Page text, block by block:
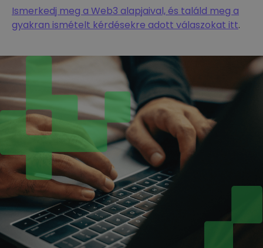
Ismerkedj meg a Web3 alapjaival, és találd meg a
gyakran ismételt kérdésekre adott válaszokat itt.